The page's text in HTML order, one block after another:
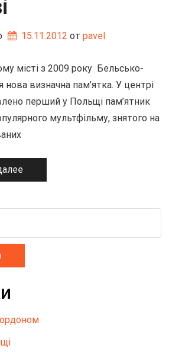
15.11.2012 от pavel
місті з 2009 року Бельсько-
нова визначна пам’ятка. У центрі
перший у Польщі пам’ятник
мультфільму, знятого на